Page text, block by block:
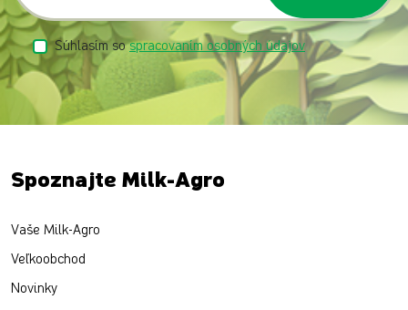
Súhlasím sospracovaním osobných údajov
Spoznajte Milk-Agro
Vaše Milk-Agro
Veľkoobchod
Novinky